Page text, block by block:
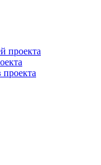
проекта
проекта